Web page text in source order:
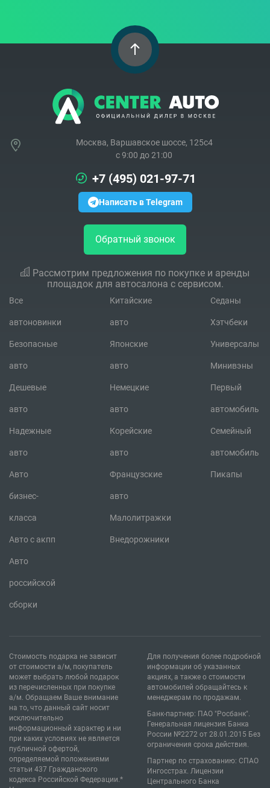
Москва, Варшавское шоссе, 125с4
c 9:00 до 21:00
+7 (495) 021-97-71
Написать в Telegram
Обратный звонок
Рассмотрим предложения по покупке и аренды
площадок для автосалона с сервисом.
Все
автоновинки
Безопасные
авто
Дешевые
авто
Надежные
авто
Авто
бизнес-
класса
Авто с акпп
Авто
российской
сборки
Китайские
авто
Японские
авто
Немецкие
авто
Корейские
авто
Французские
авто
Малолитражки
Внедорожники
Седаны
Хэтчбеки
Универсалы
Минивэны
Первый
автомобиль
Семейный
автомобиль
Пикапы
Стоимость подарка не зависит
от стоимости а/м, покупатель
может выбрать любой подарок
из перечисленных при покупке
а/м. Обращаем Ваше внимание
на то, что данный сайт носит
исключительно
информационный характер и ни
при каких условиях не является
публичной офертой,
определяемой положениями
статьи 437 Гражданского
кодекса Российской Федерации.*
Для получения более подробной
информации об указанных
акциях, а также о стоимости
автомобилей обращайтесь к
менеджерам по продажам.
Банк-партнер: ПАО "Росбанк".
Генеральная лицензия Банка
России №2272 от 28.01.2015 Без
ограничения срока действия.
Партнер по страхованию: СПАО
Ингосстрах. Лицензии
Центрального Банка